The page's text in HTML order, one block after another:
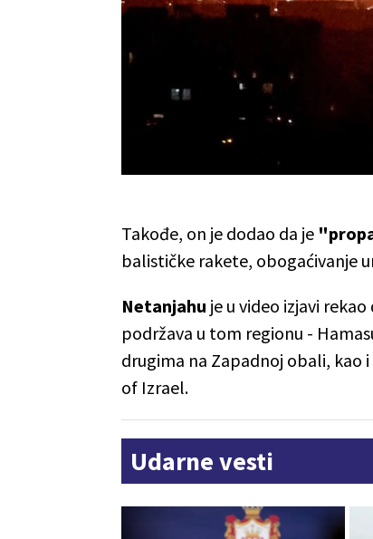
Takođe, on je dodao da je
balističke rakete, obogaćivanje
Netanjahu je u video izjavi rekao
podržava u tom regionu -
drugima na Zapadnoj obali, kao
of Izrael.
Udarne vesti